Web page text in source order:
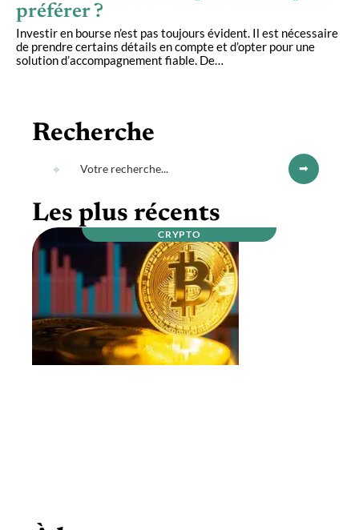
préférer ?
Investir en bourse n’est pas toujours évident. Il est nécessaire
de prendre certains détails en compte et d’opter pour une
solution d’accompagnement fiable. De…
Recherche
Les plus récents
CRYPTO